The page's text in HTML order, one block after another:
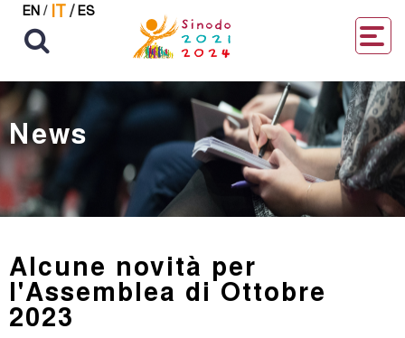
EN / IT/ ES
News
Alcune novità per
l'Assemblea di Ottobre
2023